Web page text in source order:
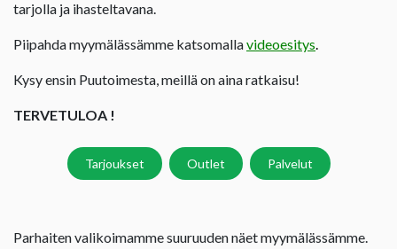
tarjolla ja ihasteltavana.
Piipahda myymälässämme katsomallavideoesitys.
Kysy ensin Puutoimesta, meillä on aina ratkaisu!
TERVETULOA !
Tarjoukset Outlet Palvelut
Parhaiten valikoimamme suuruuden näet myymälässämme.